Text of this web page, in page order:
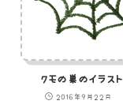
クモの巣のイラスト
2016年9月22日